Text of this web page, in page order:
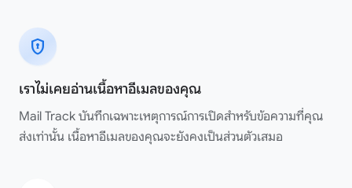
encrypted
เราไม่เคยอ่านเนื้อหาอีเมลของคุณ
Mail Track บันทึกเฉพาะเหตุการณ์การเปิดสำหรับข้อความที่คุณ
ส่งเท่านั้น เนื้อหาอีเมลของคุณจะยังคงเป็นส่วนตัวเสมอ